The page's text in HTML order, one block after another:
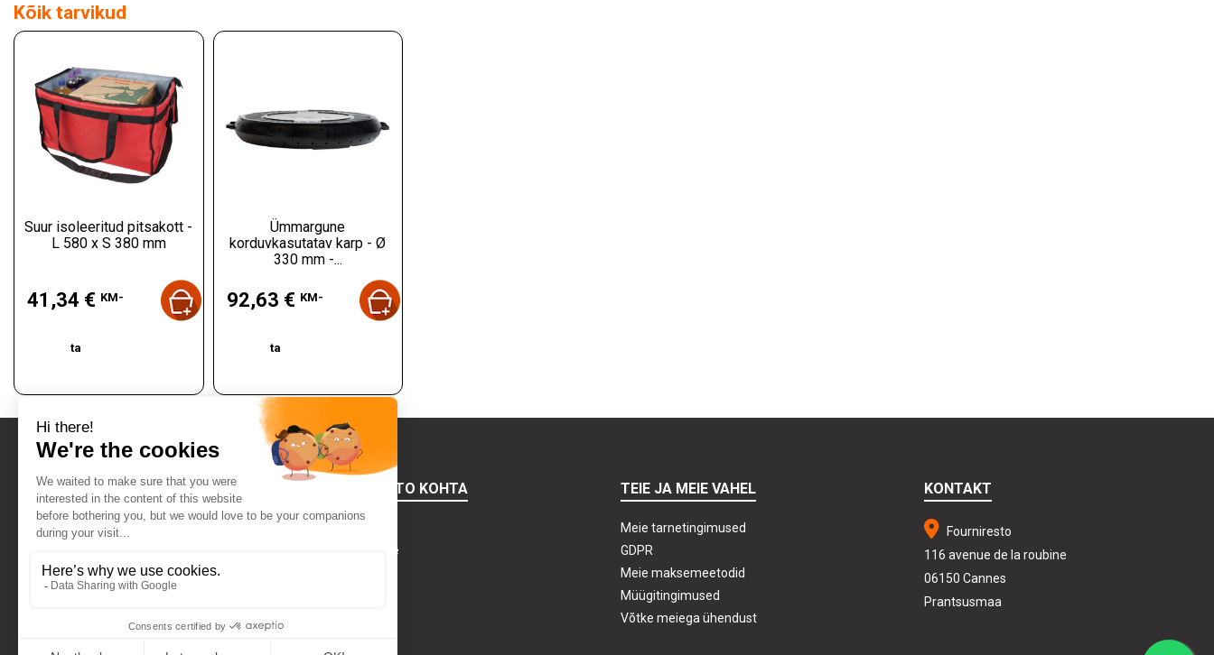
Kõik tarvikud
Suur isoleeritud pitsakott -
L 580 x S 380 mm
41,34 € KM-
ta
Ümmargune
korduvkasutatav karp - Ø
330 mm -...
92,63 € KM-
ta
VÕTA MEIEGA ÜHENDUST
FOURNIRESTO KOHTA
Kes Me Oleme
TEIE JA MEIE VAHEL
Meie tarnetingimused
GDPR
Meie maksemeetodid
Müügitingimused
Võtke meiega ühendust
KONTAKT
Fourniresto
116 avenue de la roubine
06150 Cannes
Prantsusmaa